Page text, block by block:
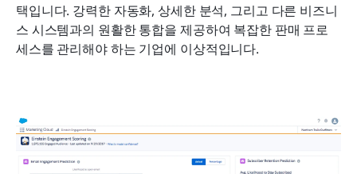
택입니다. 강력한 자동화, 상세한 분석, 그리고 다른 비즈니
스 시스템과의 원활한 통합을 제공하여 복잡한 판매 프로
세스를 관리해야 하는 기업에 이상적입니다.